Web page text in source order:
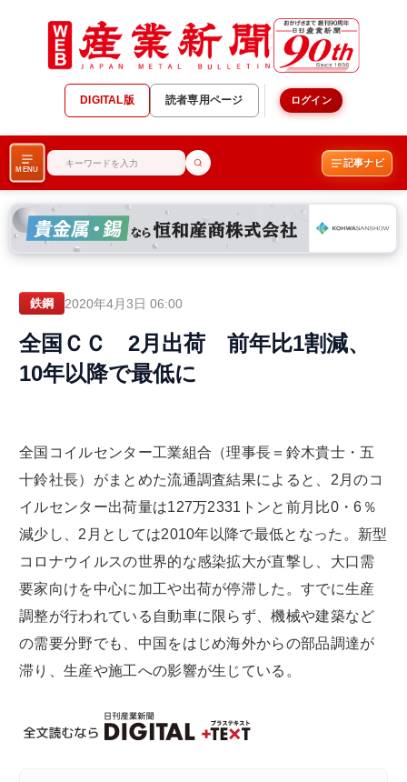
DIGITAL版 読者専用ページ ログイン
MENU
記事ナビ
鉄鋼 2020年4月3日 06:00
全国ＣＣ 2月出荷 前年比1割減、
10年以降で最低に
全国コイルセンター工業組合（理事長＝鈴木貴士・五
十鈴社長）がまとめた流通調査結果によると、2月のコ
イルセンター出荷量は127万2331トンと前月比0・6％
減少し、2月としては2010年以降で最低となった。新型
コロナウイルスの世界的な感染拡大が直撃し、大口需
要家向けを中心に加工や出荷が停滞した。すでに生産
調整が行われている自動車に限らず、機械や建築など
の需要分野でも、中国をはじめ海外からの部品調達が
滞り、生産や施工への影響が生じている。